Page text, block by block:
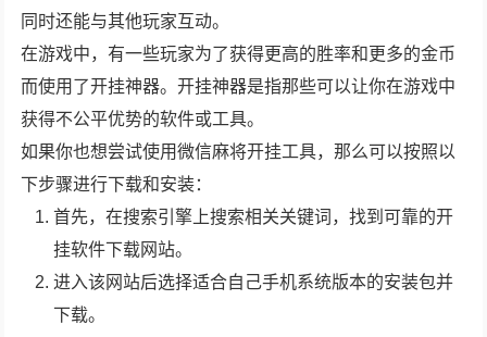
同时还能与其他玩家互动。
在游戏中，有一些玩家为了获得更高的胜率和更多的金币
而使用了开挂神器。开挂神器是指那些可以让你在游戏中
获得不公平优势的软件或工具。
如果你也想尝试使用微信麻将开挂工具，那么可以按照以
下步骤进行下载和安装：
首先，在搜索引擎上搜索相关关键词，找到可靠的开
挂软件下载网站。
进入该网站后选择适合自己手机系统版本的安装包并
下载。